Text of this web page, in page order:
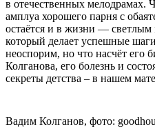
в отечественных мелодрамах.
амплуа хорошего парня с
остаётся и в жизни —
который делает успешные
неоспорим, но что насчёт его
Колганова, его болезнь и
секреты детства – в нашем
Вадим Колганов, фото: